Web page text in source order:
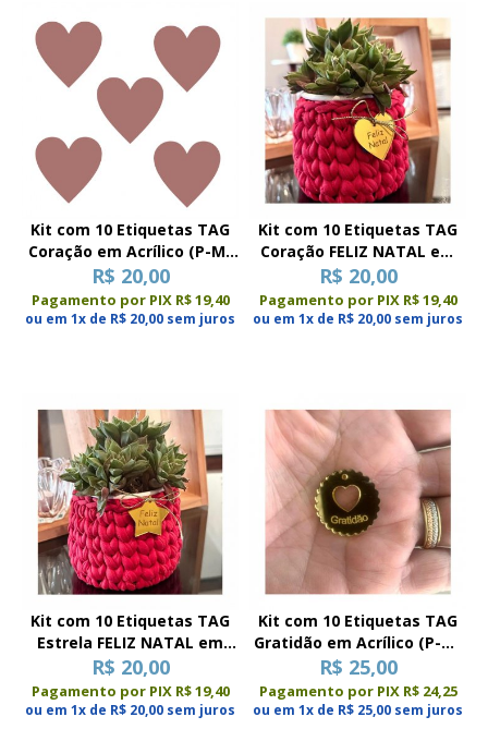
Kit com 10 Etiquetas TAG
Coração em Acrílico (P-M-
G)
R$ 20,00
Pagamento por PIX R$ 19,40
ou em 1x de R$ 20,00 sem juros
Kit com 10 Etiquetas TAG
Coração FELIZ NATAL em
Acrílico (P-M-G)
R$ 20,00
Pagamento por PIX R$ 19,40
ou em 1x de R$ 20,00 sem juros
Kit com 10 Etiquetas TAG
Estrela FELIZ NATAL em
Acrílico (P-M-G)
R$ 20,00
Pagamento por PIX R$ 19,40
ou em 1x de R$ 20,00 sem juros
Kit com 10 Etiquetas TAG
Gratidão em Acrílico (P-M-
G)
R$ 25,00
Pagamento por PIX R$ 24,25
ou em 1x de R$ 25,00 sem juros